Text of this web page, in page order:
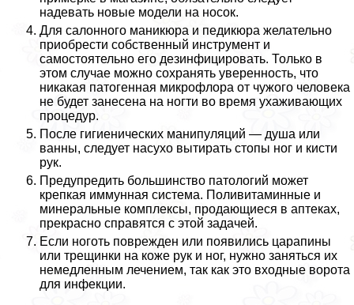
надевать новые модели на носок.
Для салонного маникюра и педикюра желательно
приобрести собственный инструмент и
самостоятельно его дезинфицировать. Только в
этом случае можно сохранять уверенность, что
никакая патогенная микрофлора от чужого человека
не будет занесена на ногти во время ухаживающих
процедур.
После гигиенических манипуляций — душа или
ванны, следует насухо вытирать стопы ног и кисти
рук.
Предупредить большинство патологий может
крепкая иммунная система. Поливитаминные и
минеральные комплексы, продающиеся в аптеках,
прекрасно справятся с этой задачей.
Если ноготь поврежден или появились царапины
или трещинки на коже рук и ног, нужно заняться их
немедленным лечением, так как это входные ворота
для инфекции.